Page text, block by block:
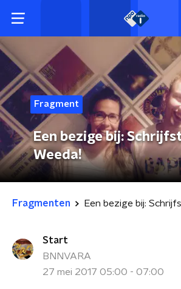
Fragment
Een bezige bij:
Weeda!
Fragmenten Een bezige bij:
Start
BNNVARA
27 mei 2017 05:00 - 07:00